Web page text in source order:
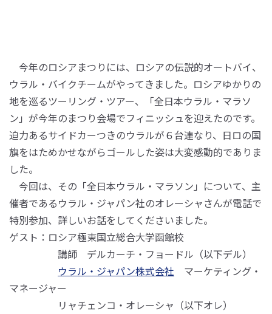
今年のロシアまつりには、ロシアの伝説的オートバイ、
ウラル・バイクチームがやってきました。ロシアゆかりの
地を巡るツーリング・ツアー、「全日本ウラル・マラソ
ン」が今年のまつり会場でフィニッシュを迎えたのです。
迫力あるサイドカーつきのウラルが６台連なり、日ロの国
旗をはためかせながらゴールした姿は大変感動的でありま
した。
今回は、その「全日本ウラル・マラソン」について、主
催者であるウラル・ジャパン社のオレーシャさんが電話で
特別参加、詳しいお話をしてくださいました。
ゲスト：ロシア極東国立総合大学函館校
講師 デルカーチ・フョードル（以下デル）
ウラル・ジャパン株式会社 マーケティング・
マネージャー
リャチェンコ・オレーシャ（以下オレ）